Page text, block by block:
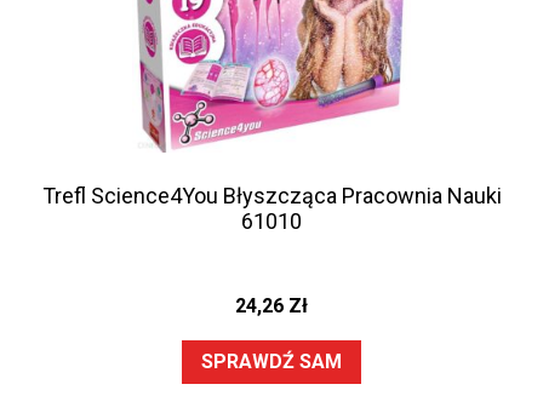
Trefl Science4You Błyszcząca Pracownia Nauki
61010
24,26 Zł
SPRAWDŹ SAM